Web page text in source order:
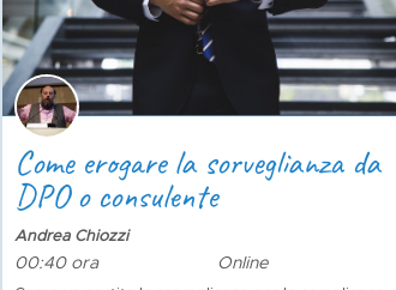
Come erogare la sorveglianza da
DPO o consulente
Andrea Chiozzi
00:40 ora Online